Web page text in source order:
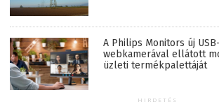
A Philips Monitors új
webkamerával ellátott
üzleti termékpalettáját
HIRDETÉS